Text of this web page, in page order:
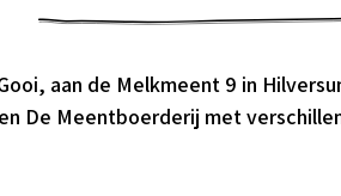
aan de Melkmeent 9 in
De Meentboerderij met